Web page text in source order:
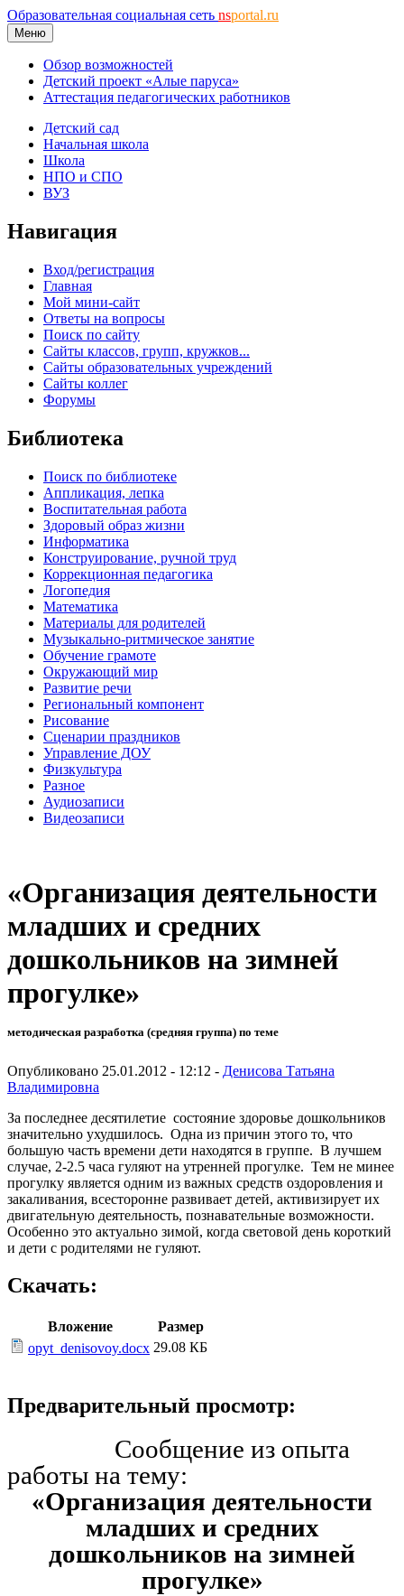
Образовательная социальная сеть nsportal.ru
Меню
Обзор возможностей
Детский проект «Алые паруса»
Аттестация педагогических работников
Детский сад
Начальная школа
Школа
НПО и СПО
ВУЗ
Навигация
Вход/регистрация
Главная
Мой мини-сайт
Ответы на вопросы
Поиск по сайту
Сайты классов, групп, кружков...
Сайты образовательных учреждений
Сайты коллег
Форумы
Библиотека
Поиск по библиотеке
Аппликация, лепка
Воспитательная работа
Здоровый образ жизни
Информатика
Конструирование, ручной труд
Коррекционная педагогика
Логопедия
Математика
Материалы для родителей
Музыкально-ритмическое занятие
Обучение грамоте
Окружающий мир
Развитие речи
Региональный компонент
Рисование
Сценарии праздников
Управление ДОУ
Физкультура
Разное
Аудиозаписи
Видеозаписи
«Организация деятельности
младших и средних
дошкольников на зимней
прогулке»
методическая разработка (средняя группа) по теме
Опубликовано 25.01.2012 - 12:12 - Денисова Татьяна
Владимировна
За последнее десятилетие состояние здоровье дошкольников
значительно ухудшилось. Одна из причин этого то, что
большую часть времени дети находятся в группе. В лучшем
случае, 2-2.5 часа гуляют на утренней прогулке. Тем не минее
прогулку является одним из важных средств оздоровления и
закаливания, всесторонне развивает детей, активизирует их
двигательную деятельность, познавательные возможности.
Особенно это актуально зимой, когда световой день короткий
и дети с родителями не гуляют.
Скачать:
Вложение
Размер
opyt_denisovoy.docx 29.08 КБ
Предварительный просмотр:
Сообщение из опыта
работы на тему:
«Организация деятельности
младших и средних
дошкольников на зимней
прогулке»